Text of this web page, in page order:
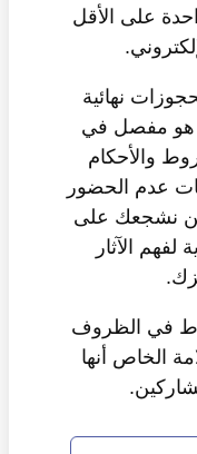
على الأقل
نهائية
هو مفصل في
والأحكام
عدم الحضور
نشجعك على
الآثار
في الظروف
الخاص أنها